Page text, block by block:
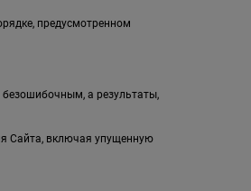
предусмотренном
безошибочным, а результаты,
Сайта, включая упущенную